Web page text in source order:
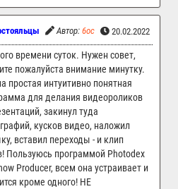
Автор: 6oc 20.02.2022 10:24
времени суток. Нужен совет,
пожалуйста внимание минутку.
простая интуитивно понятная
для делания видеороликов
закинул туда
кусков видео, наложил
вставил переходы - и клип
Пользуюсь программой Photodex
Producer, всем она устраивает и
кроме одного! НЕ